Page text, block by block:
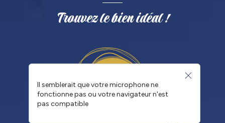
Trouvez le bien idéal !
Il semblerait que votre microphone ne
fonctionne pas ou votre navigateur n'est
pas compatible